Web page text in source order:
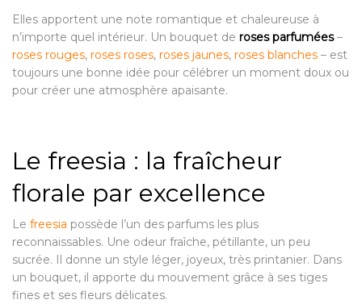
Elles apportent une note romantique et chaleureuse à
n’importe quel intérieur. Un bouquet de roses parfumées–
roses rouges, roses roses, roses jaunes, roses blanches – est
toujours une bonne idée pour célébrer un moment doux ou
pour créer une atmosphère apaisante.
Le freesia : la fraîcheur
florale par excellence
Le freesia possède l’un des parfums les plus
reconnaissables. Une odeur fraîche, pétillante, un peu
sucrée. Il donne un style léger, joyeux, très printanier. Dans
un bouquet, il apporte du mouvement grâce à ses tiges
fines et ses fleurs délicates.